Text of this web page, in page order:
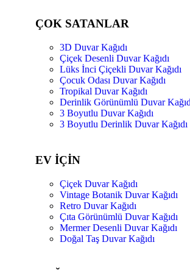
ÇOK SATANLAR
3D Duvar Kağıdı
Çiçek Desenli Duvar Kağıdı
Lüks İnci Çiçekli Duvar Kağıdı
Çocuk Odası Duvar Kağıdı
Tropikal Duvar Kağıdı
Derinlik Görünümlü Duvar
3 Boyutlu Duvar Kağıdı
3 Boyutlu Derinlik Duvar Kağıdı
EV İÇİN
Çiçek Duvar Kağıdı
Vintage Botanik Duvar Kağıdı
Retro Duvar Kağıdı
Çıta Görünümlü Duvar Kağıdı
Mermer Desenli Duvar Kağıdı
Doğal Taş Duvar Kağıdı